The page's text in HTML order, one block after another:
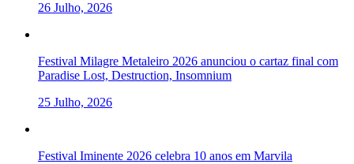
26 Julho, 2026
Festival Milagre Metaleiro 2026 anunciou o cartaz final com
Paradise Lost, Destruction, Insomnium
25 Julho, 2026
Festival Iminente 2026 celebra 10 anos em Marvila